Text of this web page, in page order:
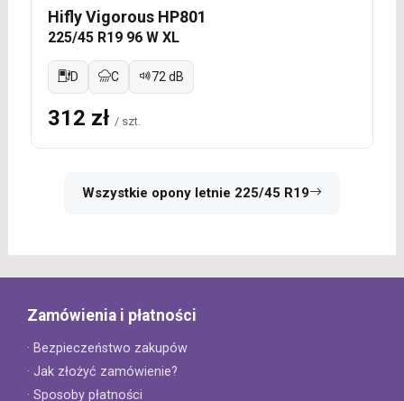
Hifly Vigorous HP801
225/45 R19 96 W XL
D C 72 dB
312 zł / szt.
Wszystkie opony letnie 225/45 R19
Zamówienia i płatności
· Bezpieczeństwo zakupów
· Jak złożyć zamówienie?
· Sposoby płatności